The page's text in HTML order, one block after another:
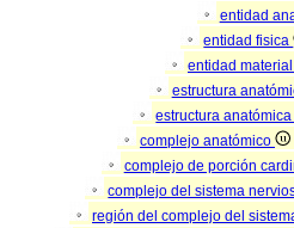
entidad
entidad fisica
entidad
estructura
estructura
complejo anatómico
complejo de porción
complejo del sistema
región del complejo del